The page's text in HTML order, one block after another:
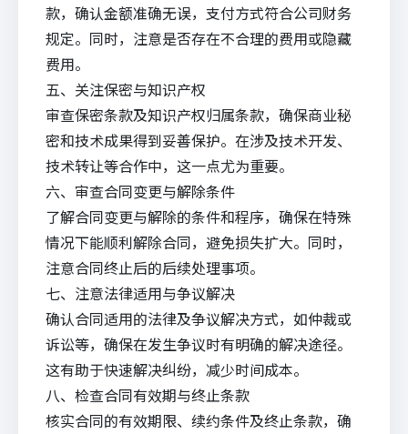
款，确认金额准确无误，支付方式符合公司财务
规定。同时，注意是否存在不合理的费用或隐藏
费用。
五、关注保密与知识产权
审查保密条款及知识产权归属条款，确保商业秘
密和技术成果得到妥善保护。在涉及技术开发、
技术转让等合作中，这一点尤为重要。
六、审查合同变更与解除条件
了解合同变更与解除的条件和程序，确保在特殊
情况下能顺利解除合同，避免损失扩大。同时，
注意合同终止后的后续处理事项。
七、注意法律适用与争议解决
确认合同适用的法律及争议解决方式，如仲裁或
诉讼等，确保在发生争议时有明确的解决途径。
这有助于快速解决纠纷，减少时间成本。
八、检查合同有效期与终止条款
核实合同的有效期限、续约条件及终止条款，确